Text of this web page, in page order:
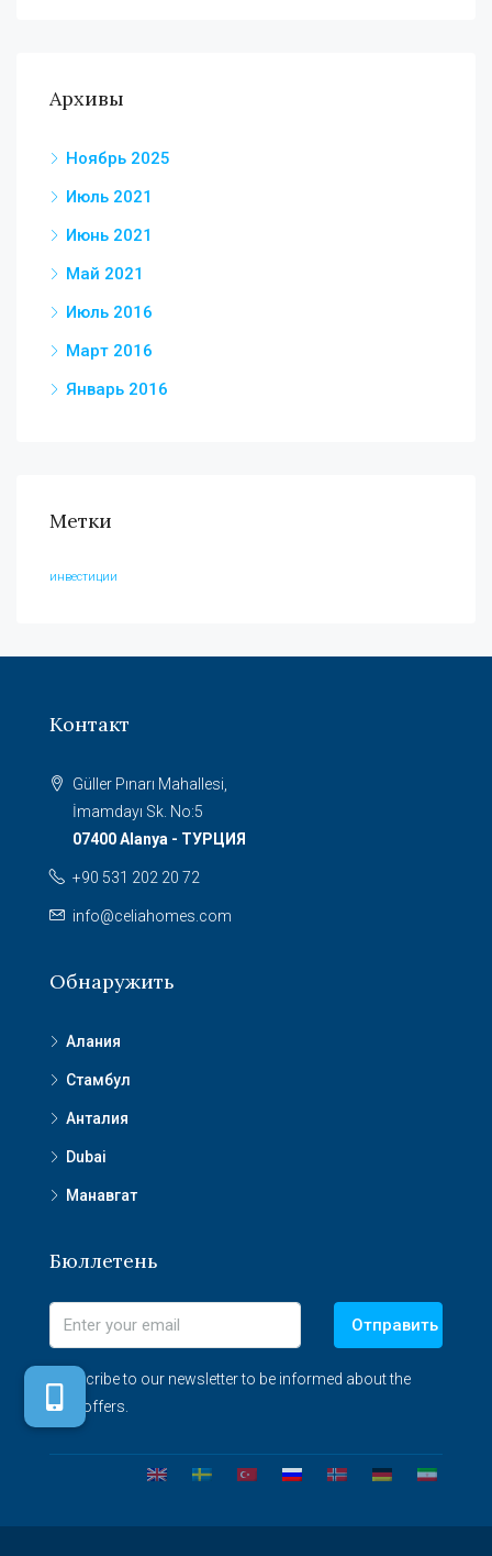
Архивы
Ноябрь 2025
Июль 2021
Июнь 2021
Май 2021
Июль 2016
Март 2016
Январь 2016
Метки
инвестиции
Контакт
Güller Pınarı Mahallesi,
İmamdayı Sk. No:5
07400 Alanya - ТУРЦИЯ
+90 531 202 20 72
info@celiahomes.com
Обнаружить
Алания
Стамбул
Анталия
Dubai
Манавгат
Бюллетень
Отправить
Subscribe to our newsletter to be informed about the
best offers.